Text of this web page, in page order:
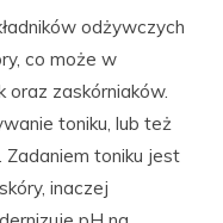
odżywczych
co może w
zaskórniaków.
toniku, lub też
toniku jest
inaczej